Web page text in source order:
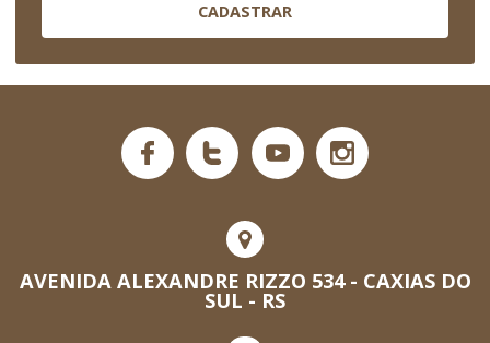
CADASTRAR
AVENIDA ALEXANDRE RIZZO 534 - CAXIAS DO
SUL - RS